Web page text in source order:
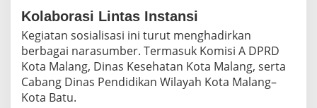
Kolaborasi Lintas Instansi
Kegiatan sosialisasi ini turut menghadirkan
berbagai narasumber. Termasuk Komisi A DPRD
Kota Malang, Dinas Kesehatan Kota Malang, serta
Cabang Dinas Pendidikan Wilayah Kota Malang–
Kota Batu.